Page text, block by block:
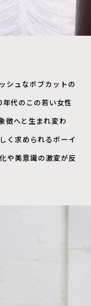
シュなボブカットの
代のこの若い女性
徴へと生まれ変わ
く求められるボーイ
や美意識の激変が反